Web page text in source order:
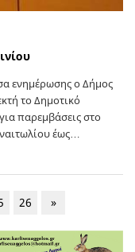
ενημέρωσης ο Δήμος
το Δημοτικό
παρεμβάσεις στο
έως…
26 »